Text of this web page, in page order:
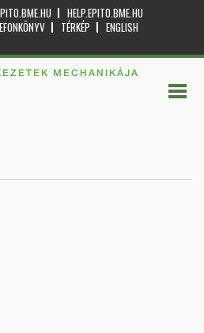
HELP.EPITO.BME.HU
TÉRKÉP
ENGLISH
MECHANIKÁJA